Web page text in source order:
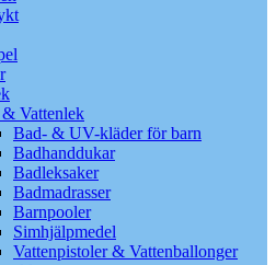
Vattenlek
Bad- & UV-kläder för barn
Badhanddukar
Badleksaker
Badmadrasser
Barnpooler
Simhjälpmedel
Vattenpistoler & Vattenballonger